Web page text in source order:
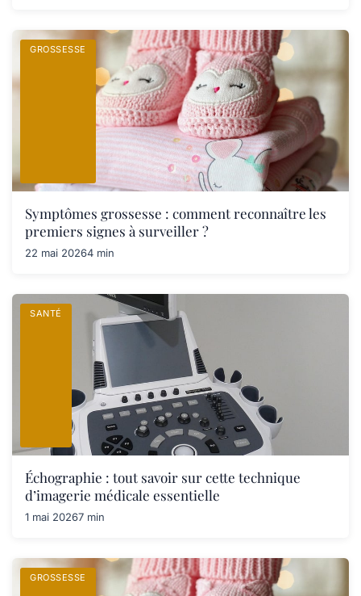
GROSSESSE
Symptômes grossesse : comment reconnaître les
premiers signes à surveiller ?
22 mai 20264 min
SANTÉ
Échographie : tout savoir sur cette technique
d’imagerie médicale essentielle
1 mai 20267 min
GROSSESSE